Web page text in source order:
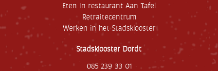
Eten in restaurant Aan Tafel
Retraitecentrum
Werken in het Stadsklooster
Stadsklooster Dordt
085 239 33 01